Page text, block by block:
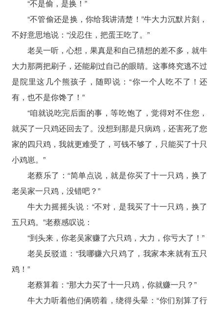
“不是偷，是换！”
“不管偷还是换，你给我讲清楚！”牛大力沉默片刻，
不好意思地说：“没忍住，把蛋王吃了。”
老吴一听，心想，果真是和自己猜想的差不多，就牛
大力那两把刷子，还能刷过自己的眼睛。这事终究逃不过
是院里这几个熊孩子，随即说：“你一个人吃不了！还
有，也不是你馋了！”
“咱就说吃完后面的事，等吃饱了，觉得对不住您，
就买了一只鸡还回去了。没想到那是只病鸡，还害死了您
家的四只鸡，我就更难受了，可钱不够了，只能买了十只
小鸡崽。”
老蔡乐了：“简单点说，就是你买了十一只鸡，换了
老吴家一只鸡，没错吧？”
牛大力摇摇头说：“不对，是我买了十一只鸡，换了
五只鸡。”老蔡感叹说：
“到头来，你老吴家赚了六只鸡，大力，你亏大了！”
老吴反驳道：“我哪赚六只鸡了，我家本来就有五只
鸡！”
老蔡算着：“那大力买了十一只鸡，你就赚一只？”
牛大力听着他们俩唠着，绕得头晕：“你们别算了行